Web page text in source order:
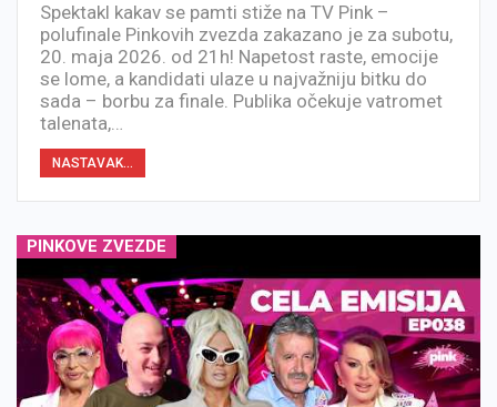
Spektakl kakav se pamti stiže na TV Pink –
polufinale Pinkovih zvezda zakazano je za subotu,
20. maja 2026. od 21h! Napetost raste, emocije
se lome, a kandidati ulaze u najvažniju bitku do
sada – borbu za finale. Publika očekuje vatromet
talenata,…
NASTAVAK...
PINKOVE ZVEZDE